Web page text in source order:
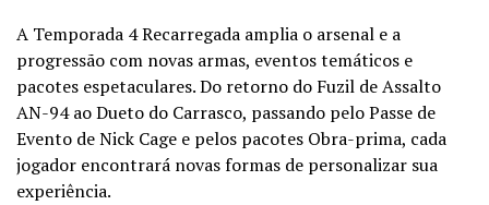
A Temporada 4 Recarregada amplia o arsenal e a
progressão com novas armas, eventos temáticos e
pacotes espetaculares. Do retorno do Fuzil de Assalto
AN-94 ao Dueto do Carrasco, passando pelo Passe de
Evento de Nick Cage e pelos pacotes Obra-prima, cada
jogador encontrará novas formas de personalizar sua
experiência.